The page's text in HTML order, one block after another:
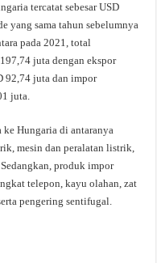
tercatat sebesar USD
yang sama tahun sebelumnya
pada 2021, total
juta dengan ekspor
92,74 juta dan impor
juta.
ke Hungaria di antaranya
mesin dan peralatan listrik,
produk impor
telepon, kayu olahan, zat
pengering sentifugal.